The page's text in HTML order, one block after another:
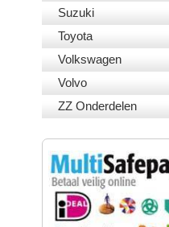
Suzuki
Toyota
Volkswagen
Volvo
ZZ Onderdelen